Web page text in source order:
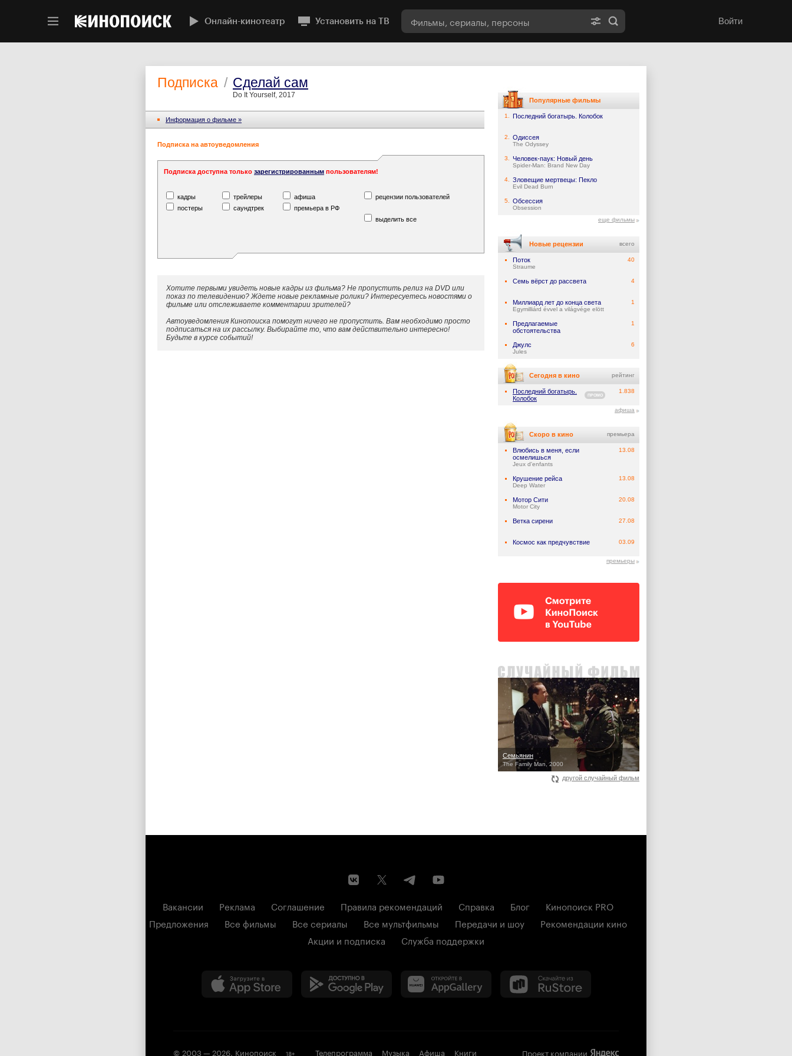
Онлайн-кинотеатр Установить на ТВ Войти
Подписка / Сделай сам
Do It Yourself, 2017
Информация o фильме »
Подписка на автоуведомления
Подписка доступна только зарегистрированным пользователям!
кадры трейлеры афиша
рецензии пользователей
постеры
саундтрек
премьера в РФ
выделить все
Хотите первыми увидеть новые кадры из фильма? Не пропустить релиз на DVD или
показ по телевидению? Ждете новые рекламные ролики? Интересуетесь новостями о
фильме или отслеживаете комментарии зрителей?
Автоуведомления Кинопоиска помогут ничего не пропустить. Вам необходимо просто
подписаться на их рассылку. Выбирайте то, что вам действительно интересно!
Будьте в курсе событий!
Популярные фильмы
1. Последний богатырь. Колобок
2. Одиссея
The Odyssey
3. Человек-паук: Новый день
Spider-Man: Brand New Day
4. Зловещие мертвецы: Пекло
Evil Dead Burn
5. Обсессия
Obsession
еще фильмы
Новые рецензии всего
Поток
Straume
40
Семь вёрст до рассвета 4
Миллиард лет до конца света
Egymilliárd évvel a világvége elött
1
Предлагаемые
обстоятельства
1
Джулс
Jules
6
Сегодня в кино рейтинг
Последний богатырь.
Колобок
ПРОМО
1.838
афиша
Скоро в кино премьера
Влюбись в меня, если
осмелишься
Jeux d'enfants
13.08
Крушение рейса
Deep Water
13.08
Мотор Сити
Motor City
20.08
Ветка сирени 27.08
Космос как предчувствие 03.09
премьеры
Семьянин
The Family Man, 2000
другой случайный фильм
Вакансии Реклама Соглашение Правила рекомендаций Справка Блог
Кинопоиск PRO
Предложения
Все фильмы Все сериалы Все мультфильмы Передачи и шоу
Рекомендации кино
Акции и подписка
Служба поддержки
© 2003 — 2026, Кинопоиск 18+ Телепрограмма Музыка Афиша Книги Проект компании